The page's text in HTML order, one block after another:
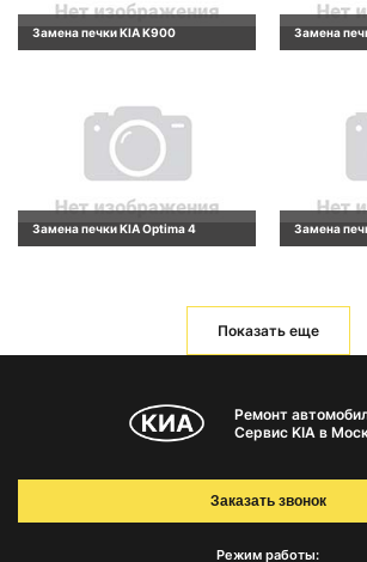
Замена печки KIA K900 Замена
Замена печки KIA Optima 4 Замена
Показать еще
Ремонт
Сервис KIA в
Режим работы:
Заказать звонок